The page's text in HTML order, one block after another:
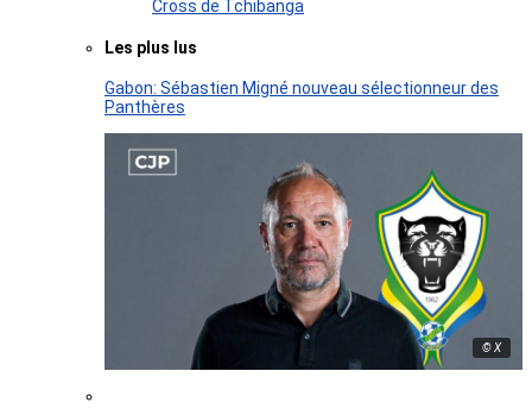
Cross de Tchibanga
Les plus lus
Gabon: Sébastien Migné nouveau sélectionneur des
Panthères
© X